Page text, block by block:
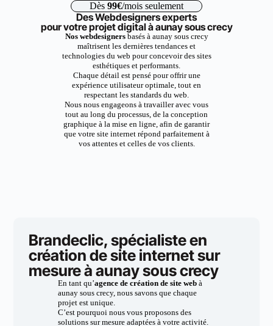
Dès 99€/mois seulement
Des Webdesigners experts
pour votre projet digital à aunay sous crecy
Nos webdesignersbasés à aunay sous crecy
maîtrisent les dernières tendances et
technologies du web pour concevoir des sites
esthétiques et performants.
Chaque détail est pensé pour offrir une
expérience utilisateur optimale, tout en
respectant les standards du web.
Nous nous engageons à travailler avec vous
tout au long du processus, de la conception
graphique à la mise en ligne, afin de garantir
que votre site internet répond parfaitement à
vos attentes et celles de vos clients.
Brandeclic, spécialiste en
création de site internet sur
mesure à aunay sous crecy
En tant qu’agence de création de site webà
aunay sous crecy, nous savons que chaque
projet est unique.
C’est pourquoi nous vous proposons des
solutions sur mesure adaptées à votre activité.